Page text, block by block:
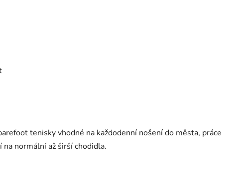
tenisky vhodné na každodenní nošení do města, práce
normální až širší chodidla.